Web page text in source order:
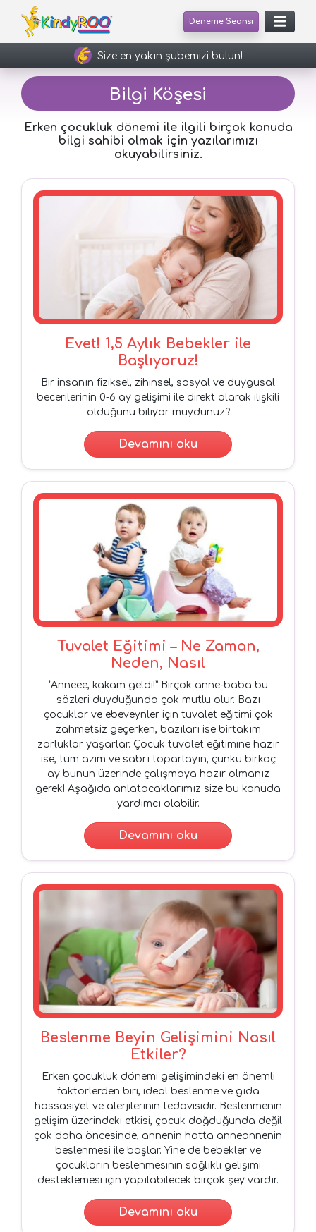
Deneme Seansı
Size en yakın şubemizi bulun!
Bilgi Köşesi
Erken çocukluk dönemi ile ilgili birçok konuda
bilgi sahibi olmak için yazılarımızı
okuyabilirsiniz.
Evet! 1,5 Aylık Bebekler ile
Başlıyoruz!
Bir insanın fiziksel, zihinsel, sosyal ve duygusal
becerilerinin 0-6 ay gelişimi ile direkt olarak ilişkili
olduğunu biliyor muydunuz?
Devamını oku
Tuvalet Eğitimi – Ne Zaman,
Neden, Nasıl
“Anneee, kakam geldi!” Birçok anne-baba bu
sözleri duyduğunda çok mutlu olur. Bazı
çocuklar ve ebeveynler için tuvalet eğitimi çok
zahmetsiz geçerken, bazıları ise birtakım
zorluklar yaşarlar. Çocuk tuvalet eğitimine hazır
ise, tüm azim ve sabrı toparlayın, çünkü birkaç
ay bunun üzerinde çalışmaya hazır olmanız
gerek! Aşağıda anlatacaklarımız size bu konuda
yardımcı olabilir.
Devamını oku
Beslenme Beyin Gelişimini Nasıl
Etkiler?
Erken çocukluk dönemi gelişimindeki en önemli
faktörlerden biri, ideal beslenme ve gıda
hassasiyet ve alerjilerinin tedavisidir. Beslenmenin
gelişim üzerindeki etkisi, çocuk doğduğunda değil
çok daha öncesinde, annenin hatta anneannenin
beslenmesi ile başlar. Yine de bebekler ve
çocukların beslenmesinin sağlıklı gelişimi
desteklemesi için yapılabilecek birçok şey vardır.
Devamını oku